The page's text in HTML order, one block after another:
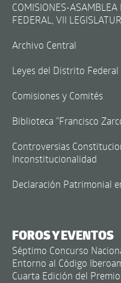
COMISIONES-ASAMBLEA
FEDERAL, VII
Archivo Central
Leyes del Distrito Federal
Comisiones y Comités
Biblioteca "Francisco
Controversias
Inconstitucionalidad
Declaración Patrimonial
FOROS Y EVENTOS
Séptimo Concurso
Entorno al Código
Cuarta Edición del